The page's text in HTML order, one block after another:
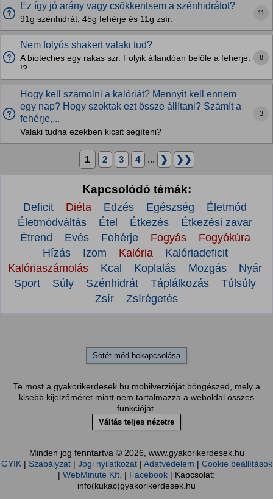
Ez így jó arány vagy csökkentsem a szénhidrátot?
91g szénhidrát, 45g fehèrje és 11g zsír.
11
Nem folyós shakert valaki tud?
A bioteches egy rakas szr. Folyik állandóan belőle a feherje.
!?
8
Hogy kell számolni a kalóriát? Mennyit kell ennem
egy nap? Hogy szoktak ezt össze állítani? Számít a
fehérje,...
Valaki tudna ezekben kicsit segíteni?
3
1 2 3 4 ... ❯ ❯❯
Kapcsolódó témák:
Deficit Diéta Edzés Egészség
Életmód
Életmódváltás
Étel Étkezés
Étkezési zavar
Étrend
Evés Fehérje Fogyás
Fogyókúra
Hízás
Izom Kalória
Kalóriadeficit
Kalóriaszámolás
Kcal Koplalás Mozgás
Nyár
Sport
Súly Szénhidrát Táplálkozás
Túlsúly
Zsír
Zsírégetés
Sötét mód bekapcsolása
Te most a gyakorikerdesek.hu mobilverzióját böngészed, mely a
kisebb kijelzőméret miatt nem tartalmazza a weboldal összes
funkcióját.
Váltás teljes nézetre
Minden jog fenntartva © 2026, www.gyakorikerdesek.hu
GYIK| Szabályzat| Jogi nyilatkozat| Adatvédelem | Cookie beállítások
| WebMinute Kft. | Facebook | Kapcsolat:
info(kukac)gyakorikerdesek.hu